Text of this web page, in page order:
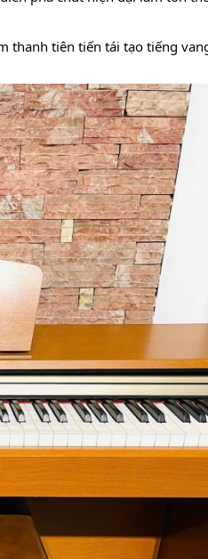
thanh tiên tiến tái tạo tiếng